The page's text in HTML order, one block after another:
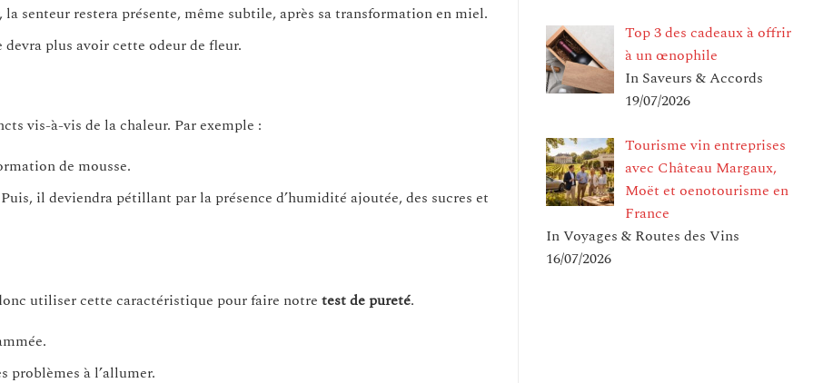
senteur restera présente, même subtile, après sa transformation en miel.
plus avoir cette odeur de fleur.
vis-à-vis de la chaleur. Par exemple :
de mousse.
il deviendra pétillant par la présence d’humidité ajoutée, des sucres et
utiliser cette caractéristique pour faire notre test de pureté.
problèmes à l’allumer.
Top 3 des cadeaux à offrir
à un œnophile
In Saveurs & Accords
19/07/2026
Tourisme vin entreprises
avec Château Margaux,
Moët et oenotourisme en
France
In Voyages & Routes des Vins
16/07/2026